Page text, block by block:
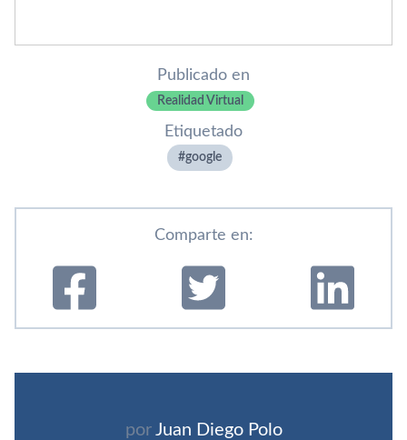
Publicado en
Realidad Virtual
Etiquetado
google
Comparte en:
por Juan Diego Polo